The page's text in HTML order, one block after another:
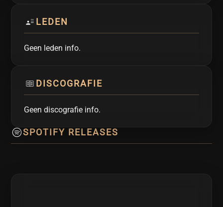
LEDEN
Geen leden info.
DISCOGRAFIE
Geen discografie info.
SPOTIFY RELEASES